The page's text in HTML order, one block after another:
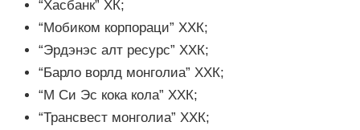
“Хасбанк” ХК;
“Мобиком корпораци” ХХК;
“Эрдэнэс алт ресурс” ХХК;
“Барло ворлд монголиа” ХХК;
“М Си Эс кока кола” ХХК;
“Трансвест монголиа” ХХК;